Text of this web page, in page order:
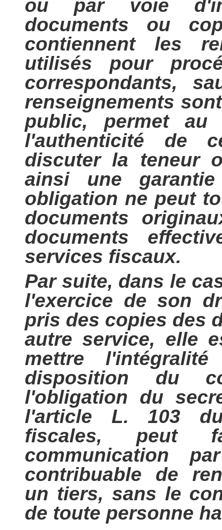
ou par voie
documents ou
contiennent les
utilisés pour
correspondants,
renseignements
public, permet au
l'authenticité de
discuter la teneur
ainsi une
obligation ne peut
documents
documents
services fiscaux.
Par suite, dans le
l'exercice de son
pris des copies des
autre service, elle
mettre
disposition du
l'obligation du
l'article L. 103
fiscales, peut
communication
contribuable de
un tiers, sans le
de toute personne